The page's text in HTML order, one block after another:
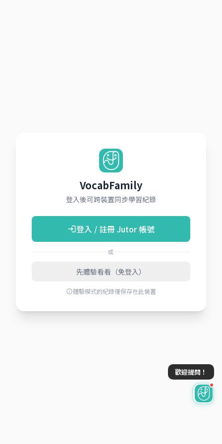
VocabFamily
登入後可跨裝置同步學習紀錄
login登入 / 註冊 Jutor 帳號
或
先體驗看看（免登入）
info體驗模式的紀錄僅保存在此裝置
歡迎提問！